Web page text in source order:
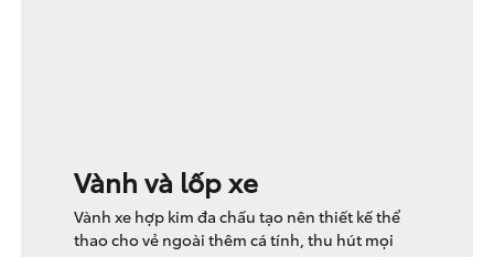
Vành và lốp xe
Vành xe hợp kim đa chấu tạo nên thiết kế thể
thao cho vẻ ngoài thêm cá tính, thu hút mọi